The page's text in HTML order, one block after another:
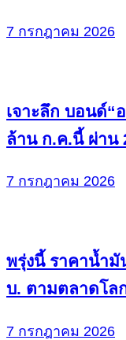
7 กรกฎาคม 2026
เจาะลึก บอนด์“
ล้าน ก.ค.นี้ ผ่าน
7 กรกฎาคม 2026
พรุ่งนี้ ราคาน้ำมั
บ. ตามตลาดโล
7 กรกฎาคม 2026